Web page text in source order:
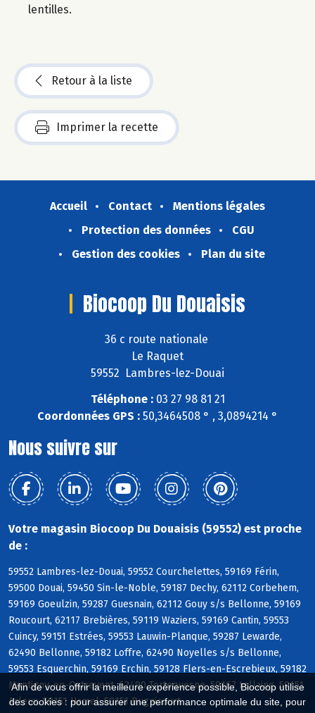
Afin de vous offrir la meilleure expérience possible, Biocoop utilise
des cookies : pour assurer une performance optimale du site, pour
lentilles.
Retour à la liste
Imprimer la recette
Accueil Contact
Mentions légales
Protection des données
CGU
Gestion des cookies
Plan du site
Biocoop Du Douaisis
36 c route nationale
Le Raquet
59552 Lambres-lez-Douai
Téléphone :03 27 98 81 21
Coordonnées GPS : 50,3464508 ° , 3,0894214 °
Nous suivre sur
Votre magasin Biocoop Du Douaisis (59552) est proche
de :
59552 Lambres-lez-Douai, 59552 Courchelettes, 59169 Férin,
59500 Douai, 59450 Sin-le-Noble, 59187 Dechy, 62112 Corbehem,
59169 Goeulzin, 59287 Guesnain, 62112 Gouy s/s Bellonne, 59169
Roucourt, 62117 Brebières, 59119 Waziers, 59169 Cantin, 59553
Cuincy, 59151 Estrées, 59553 Lauwin-Planque, 59287 Lewarde,
62490 Bellonne, 59182 Loffre, 62490 Noyelles s/s Bellonne,
59553 Esquerchin, 59169 Erchin, 59128 Flers-en-Escrebieux, 59182
Montigny-en-Ostrevent, 62490 Tortequesne, 59167 Lallaing, 59151
Arleux, 59151 Hamel, 59151 Bugnicourt